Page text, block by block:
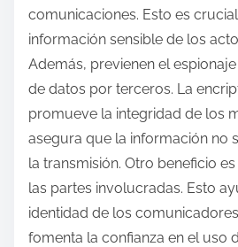
comunicaciones. Esto es
información sensible de los
Además, previenen el
de datos por terceros. La
promueve la integridad de los
asegura que la información no
la transmisión. Otro beneficio
las partes involucradas. Esto
identidad de los
fomenta la confianza en el uso